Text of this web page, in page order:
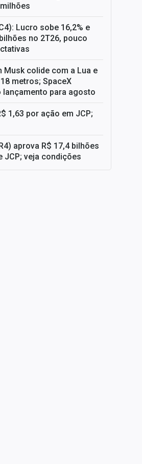
Lucro sobe 16,2% e
no 2T26, pouco
Musk colide com a Lua e
metros; SpaceX
para agosto
1,63 por ação em JCP;
aprova R$ 17,4 bilhões
JCP; veja condições